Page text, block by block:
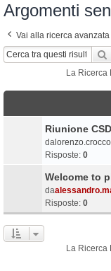
Argomenti
Vai alla ricerca avanzata
La Ricerca
Riunione
da lorenzo.crocco
Risposte: 0
Welcome to
da
Risposte: 0
La Ricerca